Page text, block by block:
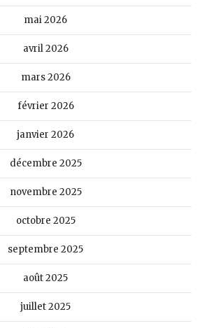
mai 2026
avril 2026
mars 2026
février 2026
janvier 2026
décembre 2025
novembre 2025
octobre 2025
septembre 2025
août 2025
juillet 2025